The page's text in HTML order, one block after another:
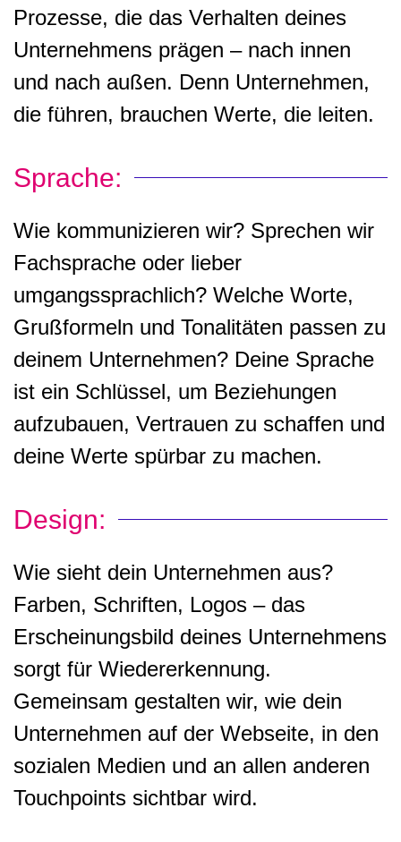
Prozesse, die das Verhalten deines
Unternehmens prägen – nach innen
und nach außen. Denn Unternehmen,
die führen, brauchen Werte, die leiten.
Sprache:
Wie kommunizieren wir? Sprechen wir
Fachsprache oder lieber
umgangssprachlich? Welche Worte,
Grußformeln und Tonalitäten passen zu
deinem Unternehmen? Deine Sprache
ist ein Schlüssel, um Beziehungen
aufzubauen, Vertrauen zu schaffen und
deine Werte spürbar zu machen.
Design:
Wie sieht dein Unternehmen aus?
Farben, Schriften, Logos – das
Erscheinungsbild deines Unternehmens
sorgt für Wiedererkennung.
Gemeinsam gestalten wir, wie dein
Unternehmen auf der Webseite, in den
sozialen Medien und an allen anderen
Touchpoints sichtbar wird.